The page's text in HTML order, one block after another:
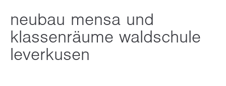
neubau mensa und
klassenräume waldschule
leverkusen